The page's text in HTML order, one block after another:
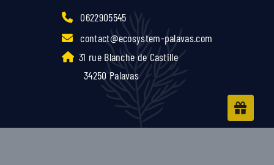
0622905545
contact@ecosystem-palavas.com
31 rue Blanche de Castille
34250 Palavas